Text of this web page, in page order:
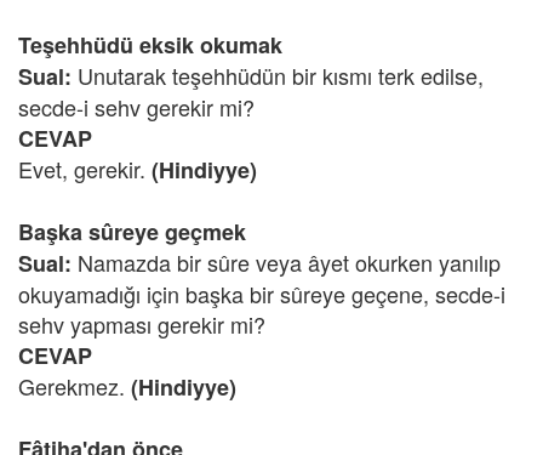
Teşehhüdü eksik okumak
Sual: Unutarak teşehhüdün bir kısmı terk edilse,
secde-i sehv gerekir mi?
CEVAP
Evet, gerekir. (Hindiyye)
Başka sûreye geçmek
Sual: Namazda bir sûre veya âyet okurken yanılıp
okuyamadığı için başka bir sûreye geçene, secde-i
sehv yapması gerekir mi?
CEVAP
Gerekmez. (Hindiyye)